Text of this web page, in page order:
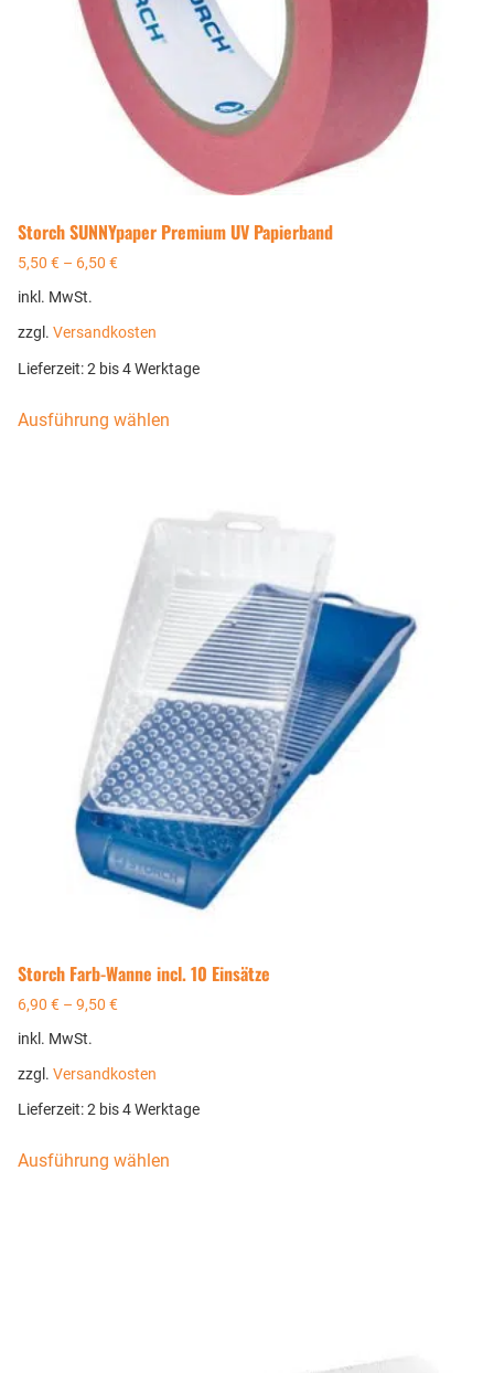
Storch SUNNYpaper Premium UV Papierband
5,50 € – 6,50 €
inkl. MwSt.
zzgl. Versandkosten
Lieferzeit:2 bis 4 Werktage
Ausführung wählen
Storch Farb-Wanne incl. 10 Einsätze
6,90 € – 9,50 €
inkl. MwSt.
zzgl. Versandkosten
Lieferzeit:2 bis 4 Werktage
Ausführung wählen